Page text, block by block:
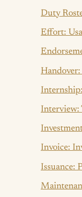
Duty
Effort:
Handover:
Interview:
Invoice:
Issuance: